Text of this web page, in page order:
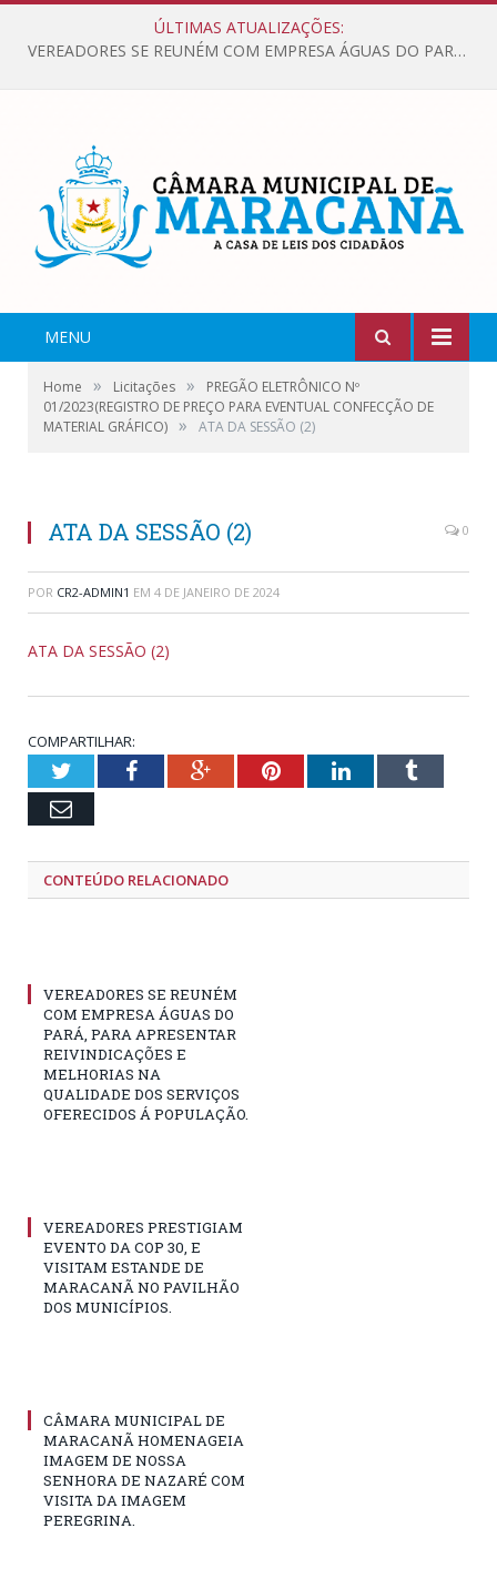
ÚLTIMAS ATUALIZAÇÕES:
VEREADORES SE REUNÉM COM EMPRESA ÁGUAS DO PARÁ, PARA APRESENTAR REIVINDICAÇÕES E MELHORIAS NA QUALIDADE DOS SERVIÇOS OFERECIDOS Á POPULAÇÃO.
MENU
Home » Licitações »
PREGÃO ELETRÔNICO Nº
01/2023(REGISTRO DE PREÇO PARA EVENTUAL CONFECÇÃO DE
MATERIAL GRÁFICO) » ATA DA SESSÃO (2)
ATA DA SESSÃO (2) 0
POR CR2-ADMIN1 EM 4 DE JANEIRO DE 2024
ATA DA SESSÃO (2)
COMPARTILHAR:
TwitterFacebookGoogle+PinterestLinkedInTumblr
Email
CONTEÚDO RELACIONADO
VEREADORES SE REUNÉM
COM EMPRESA ÁGUAS DO
PARÁ, PARA APRESENTAR
REIVINDICAÇÕES E
MELHORIAS NA
QUALIDADE DOS SERVIÇOS
OFERECIDOS Á POPULAÇÃO.
VEREADORES PRESTIGIAM
EVENTO DA COP 30, E
VISITAM ESTANDE DE
MARACANÃ NO PAVILHÃO
DOS MUNICÍPIOS.
CÂMARA MUNICIPAL DE
MARACANÃ HOMENAGEIA
IMAGEM DE NOSSA
SENHORA DE NAZARÉ COM
VISITA DA IMAGEM
PEREGRINA.